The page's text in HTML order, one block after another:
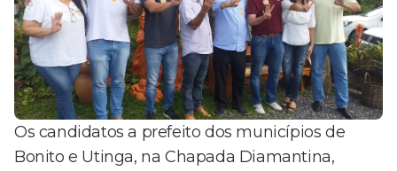
Os candidatos a prefeito dos municípios de
Bonito e Utinga, na Chapada Diamantina,